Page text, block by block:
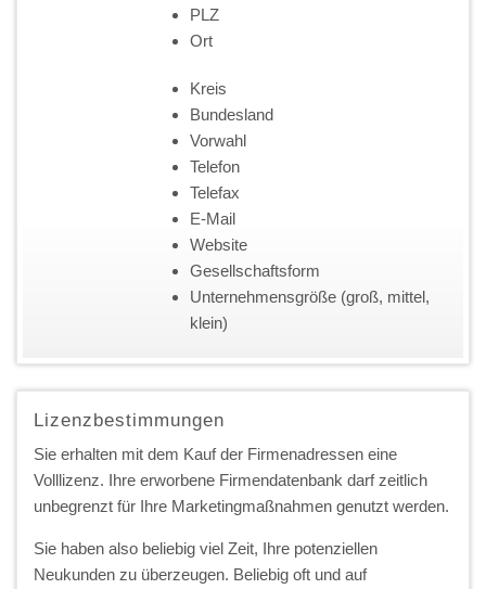
PLZ
Ort
Kreis
Bundesland
Vorwahl
Telefon
Telefax
E-Mail
Website
Gesellschaftsform
Unternehmensgröße (groß, mittel,
klein)
Lizenzbestimmungen
Sie erhalten mit dem Kauf der Firmenadressen eine
Volllizenz. Ihre erworbene Firmendatenbank darf zeitlich
unbegrenzt für Ihre Marketingmaßnahmen genutzt werden.
Sie haben also beliebig viel Zeit, Ihre potenziellen
Neukunden zu überzeugen. Beliebig oft und auf